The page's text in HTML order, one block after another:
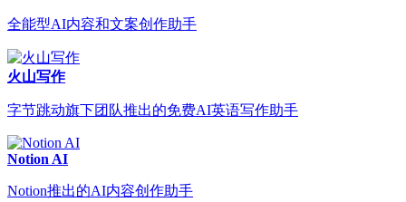
全能型AI内容和文案创作助手
火山写作
字节跳动旗下团队推出的免费AI英语写作助手
Notion AI
Notion推出的AI内容创作助手